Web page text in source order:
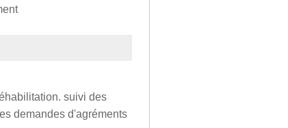
suivi des
demandes d'agréments